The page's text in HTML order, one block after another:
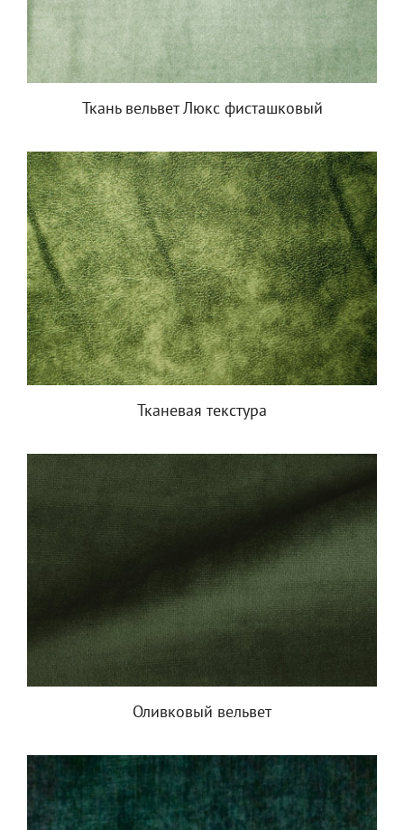
Ткань вельвет Люкс фисташковый
Тканевая текстура
Оливковый вельвет